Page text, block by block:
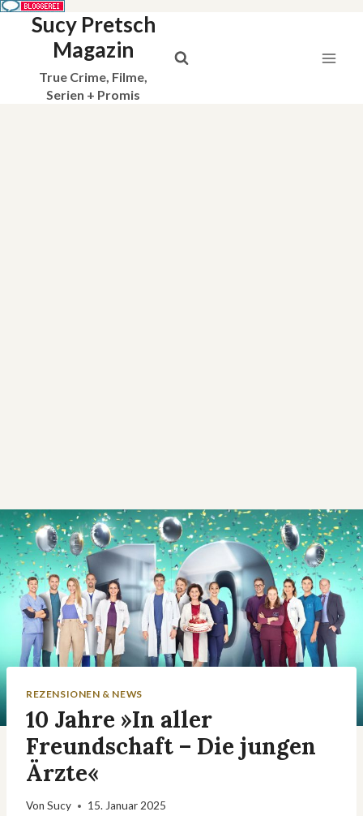
Sucy Pretsch
Magazin
True Crime, Filme,
Serien + Promis
REZENSIONEN & NEWS
10 Jahre »In aller
Freundschaft – Die jungen
Ärzte«
Von Sucy 15. Januar 2025